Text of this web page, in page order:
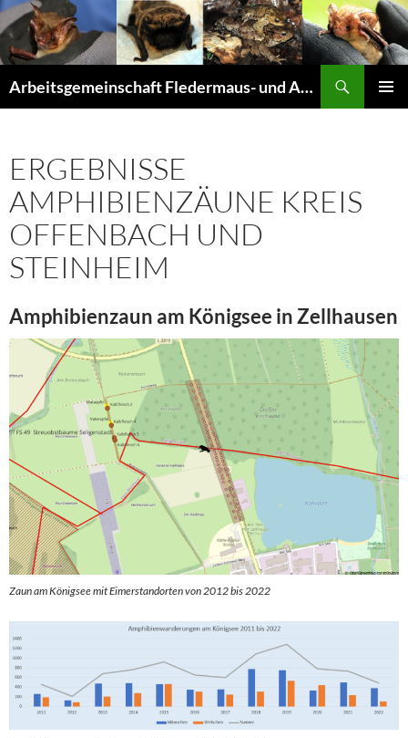
Arbeitsgemeinschaft Fledermaus- und Amphibienschutz Seligenstadt und Mainhausen
ERGEBNISSE
AMPHIBIENZÄUNE KREIS
OFFENBACH UND
STEINHEIM
Amphibienzaun am Königsee in Zellhausen
Zaun am Königsee mit Eimerstandorten von 2012 bis 2022